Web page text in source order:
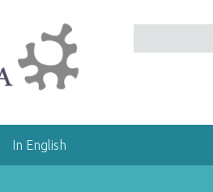
In English